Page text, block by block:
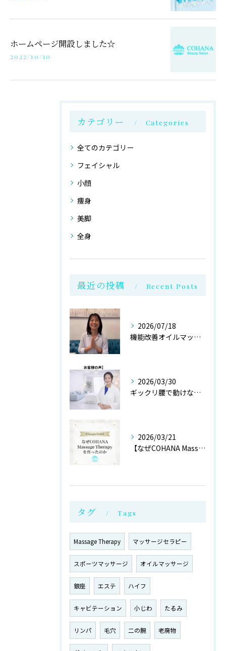
ホームページ開設しました☆
2022/10/10
カテゴリー Categories
全てのカテゴリー
フェイシャル
小顔
痩身
美脚
全身
最近の投稿 Recent Posts
2026/07/18
機能改善オイルマッサージ@銀座
2026/03/30
ギックリ腰で動けない状態からご来店されたお客様より
2026/03/21
【なぜCOHANA Massage Therapyを作ったの...
タグ Tags
Massage Therapy マッサージセラピー
スポーツマッサージ オイルマッサージ
銀座 エステ ハイフ
キャビテーション 小じわ たるみ
リンパ 毛穴 二の腕 老廃物